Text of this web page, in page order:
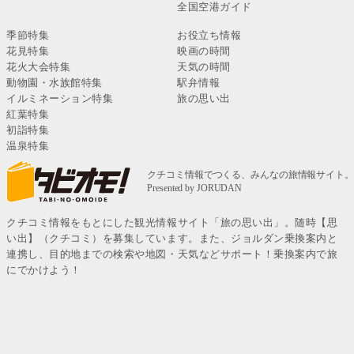
全国空港ガイド
季節特集
花見特集
花火大会特集
動物園・水族館特集
イルミネーション特集
紅葉特集
初詣特集
温泉特集
お役立ち情報
映画の時間
天気の時間
駅弁情報
旅の思い出
クチコミ情報をもとにした観光情報サイト「旅の思い出」。随時【思
い出】（クチコミ）を募集しています。また、ジョルダン乗換案内と
連携し、目的地までの検索や地図・天気などサポート！乗換案内で旅
にでかけよう！